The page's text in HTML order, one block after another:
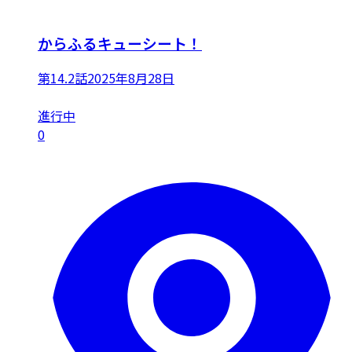
からふるキューシート！
第14.2話2025年8月28日
進行中
0